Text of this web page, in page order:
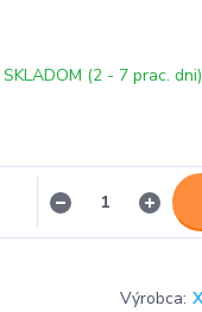
SKLADOM (2 - 7 prac.
Výrobca: